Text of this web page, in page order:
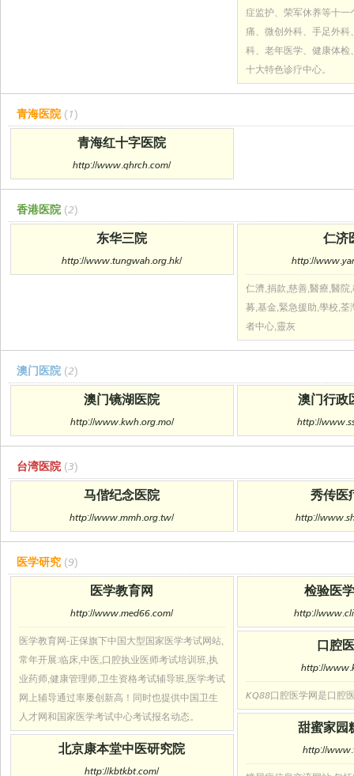
症监护、荣军休养等十一
痛、微创外科、手足外科
科、老年医学、健康体检
十大特色诊疗中心。
青海医院 (1)
青海红十字医院
http://www.qhrch.com/
香港医院 (2)
东华三院
http://www.tungwah.org.hk/
仁济
http://
仁濟,捐款,慈善,醫療,醫院
募,基金,緊急援助,學校,荃
者中心,靈灰
澳门医院 (2)
澳门镜湖医院
http://www.kwh.org.mo/
澳门行政
http://
台湾医院 (3)
马偕纪念医院
http://www.mmh.org.tw/
秀传医
http://
医学研究 (9)
医学教育网
http://www.med66.com/
医学教育网-正保旗下中国大型国家医学考试网站,
常年开展:临床,中医,口腔执业医师考试培训班,执
业药师,健康管理师,卫生资格考试辅导班,医学考试
网上辅导通过率屡创新高！同时也提供中国卫生
人才网和国家医学考试中心考试报名动态。
检验医
http://
口腔
http://
KQ88口腔医学网是口腔
甜蜜家园
http://
北京康本堂中医研究院
http://kbtkbt.com/